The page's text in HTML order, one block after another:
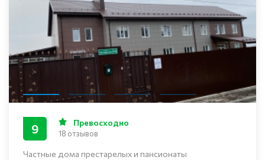
Частные дома престарелых и пансионаты
9 Превосходно
18 отзывов